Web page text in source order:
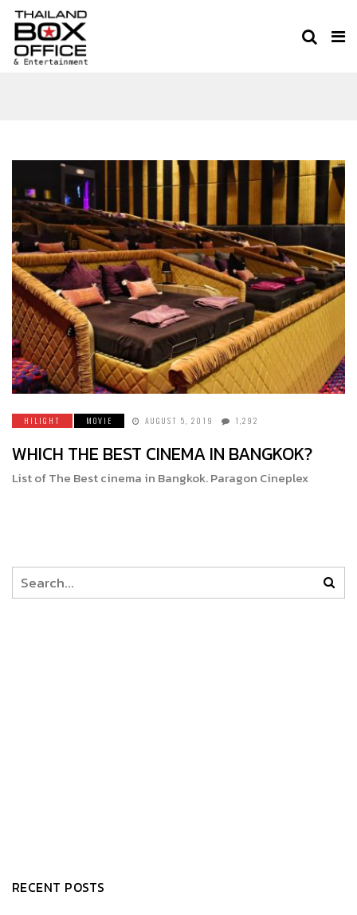
HILIGHT MOVIE AUGUST 5, 2019 1,292
WHICH THE BEST CINEMA IN BANGKOK?
List of The Best cinema in Bangkok. Paragon Cineplex
RECENT POSTS